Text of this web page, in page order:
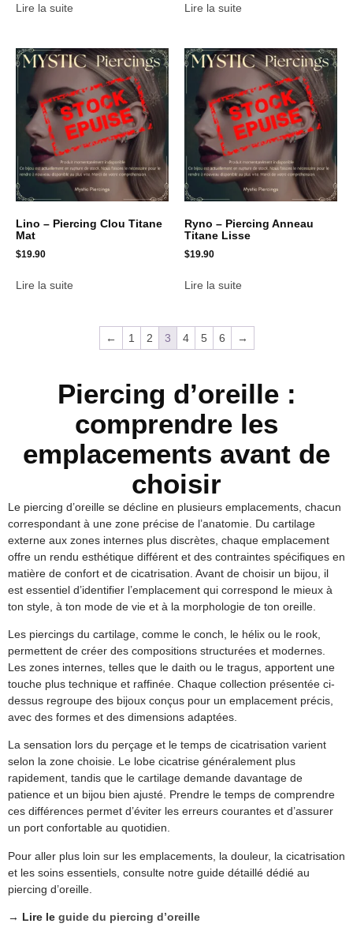
Lire la suite Lire la suite
Lino – Piercing Clou Titane
Mat
$19.90
Lire la suite
Ryno – Piercing Anneau
Titane Lisse
$19.90
Lire la suite
← 1 2 3 4 5 6 →
Piercing d’oreille :
comprendre les
emplacements avant de
choisir
Le piercing d’oreille se décline en plusieurs emplacements, chacun
correspondant à une zone précise de l’anatomie. Du cartilage
externe aux zones internes plus discrètes, chaque emplacement
offre un rendu esthétique différent et des contraintes spécifiques en
matière de confort et de cicatrisation. Avant de choisir un bijou, il
est essentiel d’identifier l’emplacement qui correspond le mieux à
ton style, à ton mode de vie et à la morphologie de ton oreille.
Les piercings du cartilage, comme le conch, le hélix ou le rook,
permettent de créer des compositions structurées et modernes.
Les zones internes, telles que le daith ou le tragus, apportent une
touche plus technique et raffinée. Chaque collection présentée ci-
dessus regroupe des bijoux conçus pour un emplacement précis,
avec des formes et des dimensions adaptées.
La sensation lors du perçage et le temps de cicatrisation varient
selon la zone choisie. Le lobe cicatrise généralement plus
rapidement, tandis que le cartilage demande davantage de
patience et un bijou bien ajusté. Prendre le temps de comprendre
ces différences permet d’éviter les erreurs courantes et d’assurer
un port confortable au quotidien.
Pour aller plus loin sur les emplacements, la douleur, la cicatrisation
et les soins essentiels, consulte notre guide détaillé dédié au
piercing d’oreille.
→ Lire le guide du piercing d’oreille